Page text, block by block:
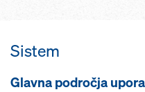
Sistem
Glavna področja